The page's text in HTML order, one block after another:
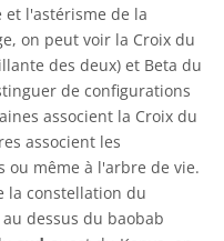
et l'astérisme de la
on peut voir la Croix du
des deux) et Beta du
de configurations
associent la Croix du
associent les
ou même à l'arbre de vie.
la constellation du
dessus du baobab